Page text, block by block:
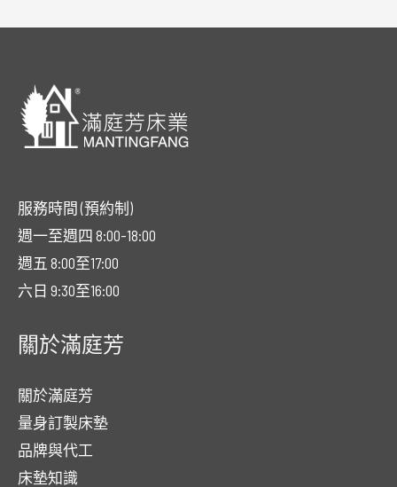
服務時間 (預約制)
週一至週四 8:00-18:00
週五 8:00至17:00
六日 9:30至16:00
關於滿庭芳
關於滿庭芳
量身訂製床墊
品牌與代工
床墊知識